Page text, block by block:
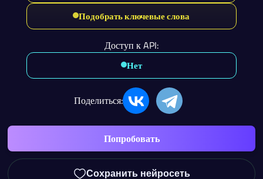
Подобрать ключевые слова
Доступ к API:
Нет
Поделиться:
Попробовать
Сохранить нейросеть